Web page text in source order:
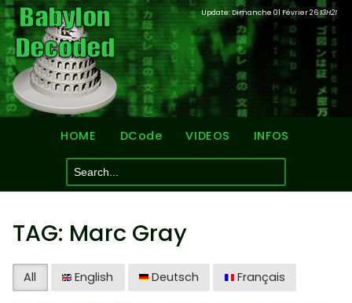
Update: Dimanche 01 Février 2613H21
HOME DCode VIDEOS INFOS
TAG: Marc Gray
All English Deutsch Français